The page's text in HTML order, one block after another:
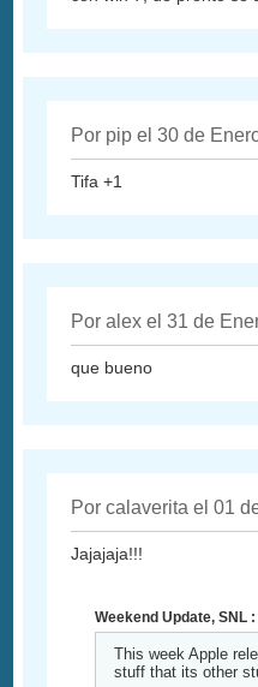
Por pip el 30 de
Tifa +1
Por alex el 31 de
que bueno
Por calaverita el 01
Jajajaja!!!
Weekend Update, SNL :
This week Apple
stuff that its other